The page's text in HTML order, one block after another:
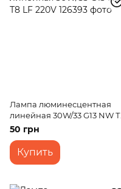
Лампа люминесцентная
линейная 30W/33 G13 NW Т8
LF 220V
50 грн
Купить